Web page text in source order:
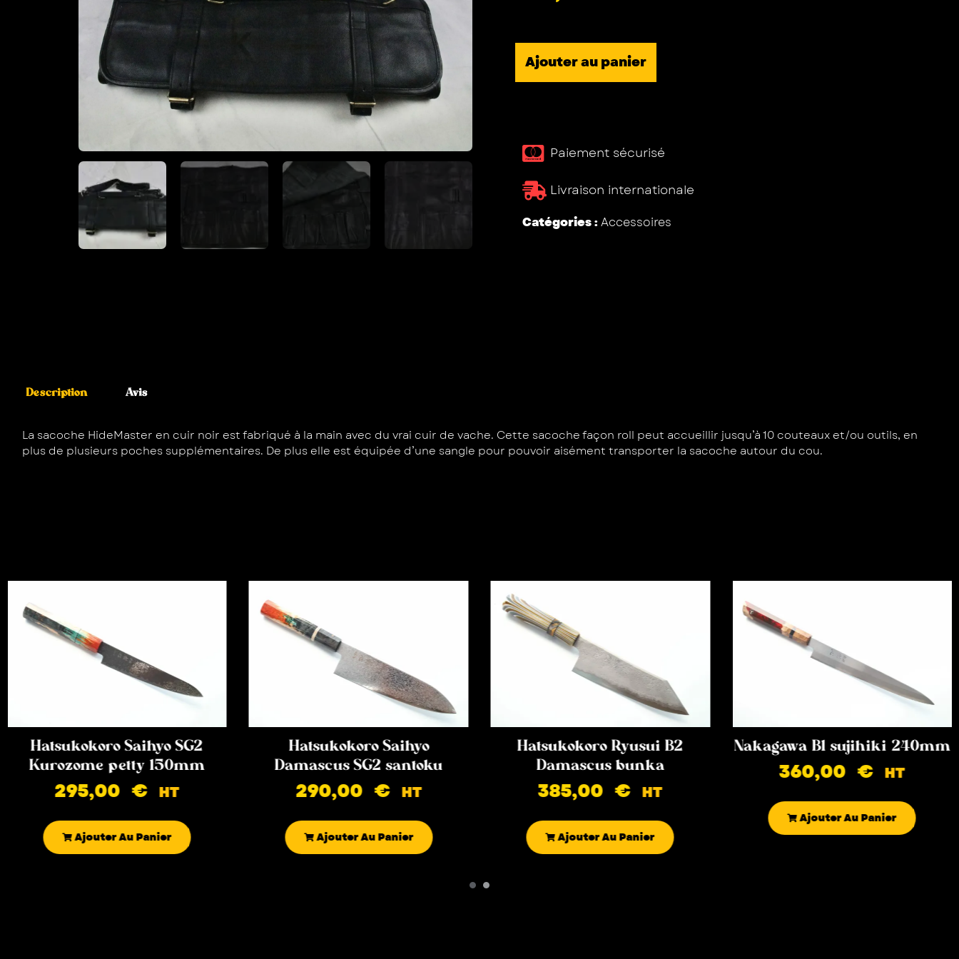
Ajouter au panier
Paiement sécurisé ​
Livraison internationale
Catégories :Accessoires
Description Avis
La sacoche HideMaster en cuir noir est fabriqué à la main avec du vrai cuir de vache. Cette sacoche façon roll peut accueillir jusqu’à 10 couteaux et/ou outils, en
plus de plusieurs poches supplémentaires. De plus elle est équipée d’une sangle pour pouvoir aisément transporter la sacoche autour du cou.
Hatsukokoro Saihyo SG2
Kurozome petty 150mm
295,00€ HT
Ajouter Au Panier
Hatsukokoro Saihyo
Damascus SG2 santoku
290,00€ HT
Ajouter Au Panier
Hatsukokoro Ryusui B2
Damascus bunka
385,00€ HT
Ajouter Au Panier
Nakagawa B1 sujihiki 240mm
360,00€ HT
Ajouter Au Panier